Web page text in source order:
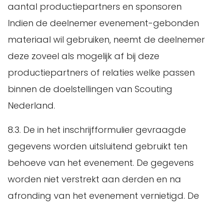
aantal productiepartners en sponsoren
Indien de deelnemer evenement-gebonden
materiaal wil gebruiken, neemt de deelnemer
deze zoveel als mogelijk af bij deze
productiepartners of relaties welke passen
binnen de doelstellingen van Scouting
Nederland.
8.3. De in het inschrijfformulier gevraagde
gegevens worden uitsluitend gebruikt ten
behoeve van het evenement. De gegevens
worden niet verstrekt aan derden en na
afronding van het evenement vernietigd. De